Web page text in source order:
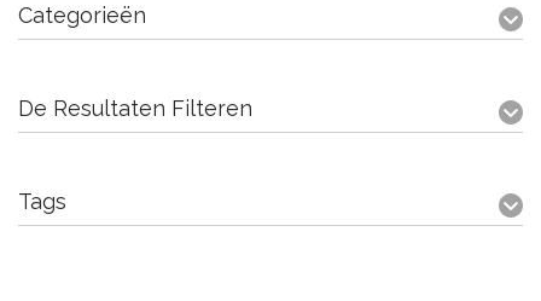
Categorieën
De Resultaten Filteren
Tags